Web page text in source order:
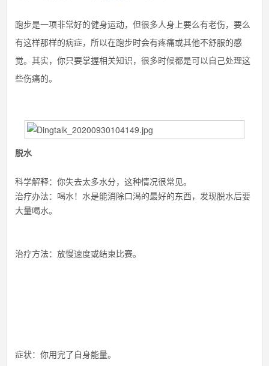
跑步是一项非常好的健身运动，但很多人身上要么有老伤，要么
有这样那样的病症，所以在跑步时会有疼痛或其他不舒服的感
觉。其实，你只要掌握相关知识，很多时候都是可以自己处理这
些伤痛的。
脱水
科学解释：你失去太多水分，这种情况很常见。
治疗办法：喝水！水是能消除口渴的最好的东西，发现脱水后要
大量喝水。
治疗方法：放慢速度或结束比赛。
症状：你用完了自身能量。